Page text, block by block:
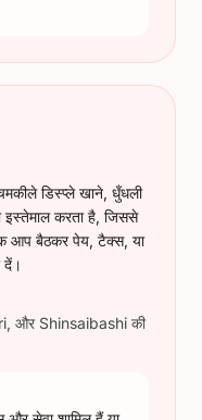
डिस्प्ले खाने, धुँधली
इस्तेमाल करता है, जिससे
आप बैठकर पेय, टैक्स, या
दें।
और Shinsaibashi की